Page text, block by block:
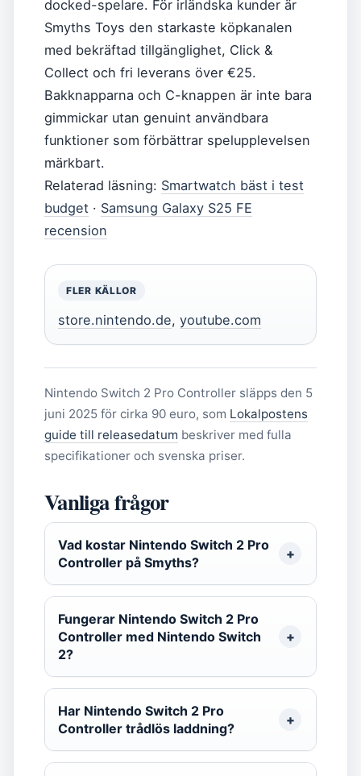
docked-spelare. För irländska kunder är
Smyths Toys den starkaste köpkanalen
med bekräftad tillgänglighet, Click &
Collect och fri leverans över €25.
Bakknapparna och C-knappen är inte bara
gimmickar utan genuint användbara
funktioner som förbättrar spelupplevelsen
märkbart.
Relaterad läsning: Smartwatch bäst i test
budget · Samsung Galaxy S25 FE
recension
FLER KÄLLOR
store.nintendo.de, youtube.com
Nintendo Switch 2 Pro Controller släpps den 5
juni 2025 för cirka 90 euro, som Lokalpostens
guide till releasedatum beskriver med fulla
specifikationer och svenska priser.
Vanliga frågor
Vad kostar Nintendo Switch 2 Pro
Controller på Smyths?
Fungerar Nintendo Switch 2 Pro
Controller med Nintendo Switch
2?
Har Nintendo Switch 2 Pro
Controller trådlös laddning?